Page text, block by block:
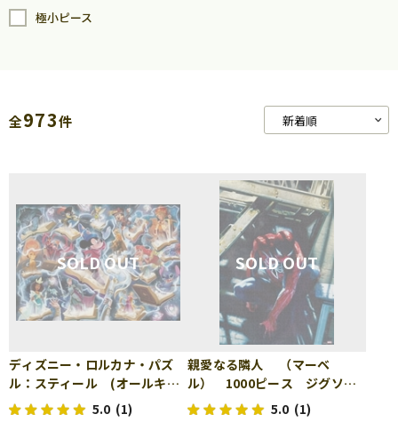
極小ピース
全973件
ディズニー・ロルカナ・パズ
ル：スティール (オールキャ
ラクター) 1000ピース ジグ
ソーパズル RAV-016267
5.0 (1)
親愛なる隣人 （マーベ
ル） 1000ピース ジグソー
パズル TEN-R1000-642
5.0 (1)